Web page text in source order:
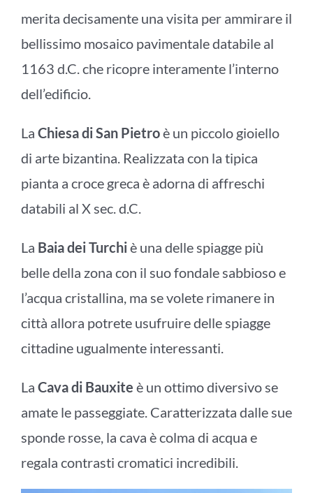
merita decisamente una visita per ammirare il
bellissimo mosaico pavimentale databile al
1163 d.C. che ricopre interamente l’interno
dell’edificio.
La Chiesa di San Pietroè un piccolo gioiello
di arte bizantina. Realizzata con la tipica
pianta a croce greca è adorna di affreschi
databili al X sec. d.C.
La Baia dei Turchiè una delle spiagge più
belle della zona con il suo fondale sabbioso e
l’acqua cristallina, ma se volete rimanere in
città allora potrete usufruire delle spiagge
cittadine ugualmente interessanti.
La Cava di Bauxite è un ottimo diversivo se
amate le passeggiate. Caratterizzata dalle sue
sponde rosse, la cava è colma di acqua e
regala contrasti cromatici incredibili.